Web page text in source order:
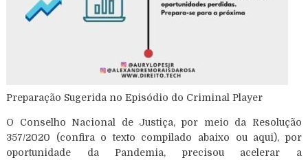
Preparação Sugerida no Episódio do Criminal Player
O Conselho Nacional de Justiça, por meio da Resolução
357/2020 (confira o texto compilado abaixo ou aqui), por
oportunidade da Pandemia, precisou acelerar a